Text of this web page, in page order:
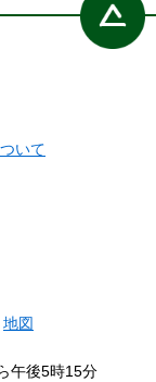
いて
地図
午後5時15分